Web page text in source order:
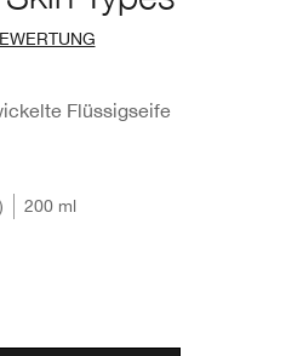
Flüssigseife
200 ml